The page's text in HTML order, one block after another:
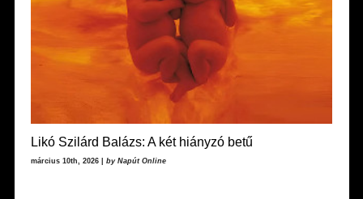
Likó Szilárd Balázs: A két hiányzó betű
március 10th, 2026 | by Napút Online